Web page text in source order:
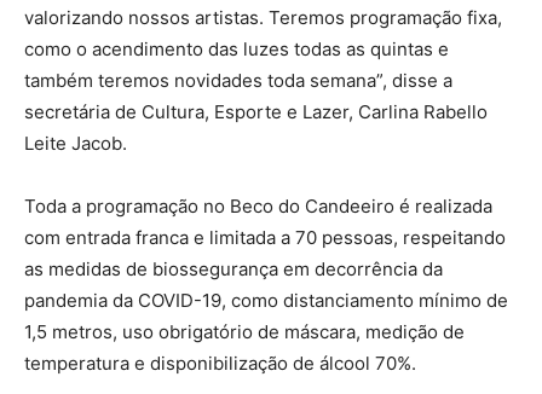
valorizando nossos artistas. Teremos programação fixa,
como o acendimento das luzes todas as quintas e
também teremos novidades toda semana”, disse a
secretária de Cultura, Esporte e Lazer, Carlina Rabello
Leite Jacob.
Toda a programação no Beco do Candeeiro é realizada
com entrada franca e limitada a 70 pessoas, respeitando
as medidas de biossegurança em decorrência da
pandemia da COVID-19, como distanciamento mínimo de
1,5 metros, uso obrigatório de máscara, medição de
temperatura e disponibilização de álcool 70%.